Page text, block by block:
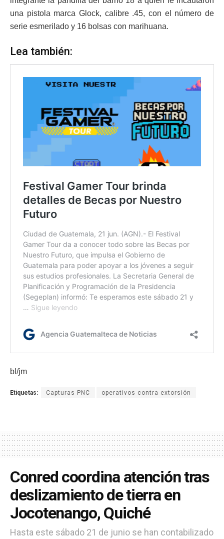
una pistola marca Glock, calibre .45, con el número de
serie esmerilado y 16 bolsas con marihuana.
Lea también:
bl/jm
Etiquetas: Capturas PNC operativos contra extorsión
Conred coordina atención tras
deslizamiento de tierra en
Jocotenango, Quiché
Hasta este sábado 21 de junio se han contabilizado